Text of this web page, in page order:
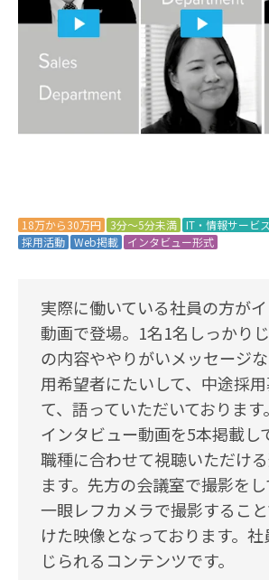
18万から30万円 3分～5分未満 IT・情報サービス
採用活動 Web掲載 インタビュー形式
実際に働いている社員の方が
動画で登場。1名1名しっかり
の内容ややりがいメッセージ
用希望者にたいして、中途採
て、語っていただいておりま
インタビュー動画を5本掲載し
職種に合わせて視聴いただけ
ます。先方の会議室で撮影をし
一眼レフカメラで撮影するこ
けた映像となっております。
じられるコンテンツです。